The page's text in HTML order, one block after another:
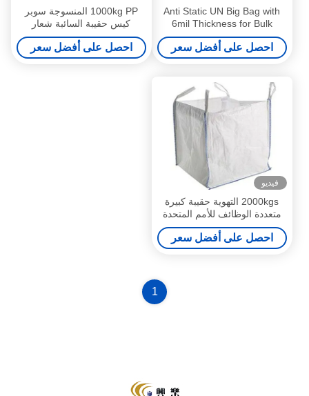
Anti Static UN Big Bag with
6mil Thickness for Bulk
Material Packaging and
Transport
احصل على أفضل سعر
1000kg PP المنسوجة سوبر
كيس حقيبة السائبة شعار
مخصص
احصل على أفضل سعر
فيديو
2000kgs التهوية حقيبة كبيرة
متعددة الوظائف للأمم المتحدة
مع الطباعة
احصل على أفضل سعر
1